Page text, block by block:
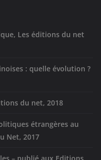
Les éditions du net
: quelle évolution ?
du net, 2018
étrangères au
Net, 2017
– publié aux Editions